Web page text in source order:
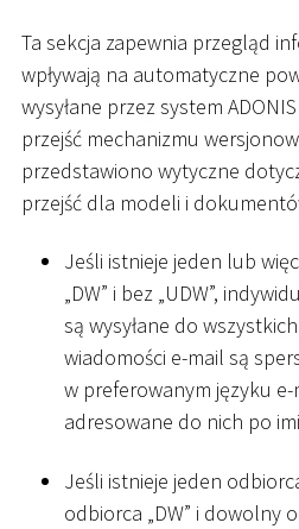
Ta sekcja zapewnia przegląd
wpływają na automatyczne
wysyłane przez system
przejść mechanizmu
przedstawiono wytyczne
przejść dla modeli i
Jeśli istnieje jeden lub
„DW” i bez „UDW”,
są wysyłane do
wiadomości e-mail są
w preferowanym języku
adresowane do nich po
Jeśli istnieje jeden
odbiorca „DW” i dowolny